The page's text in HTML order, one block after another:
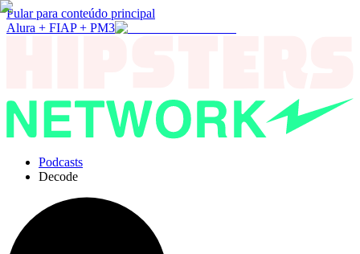
Pular para conteúdo principal
Alura + FIAP + PM3
Podcasts
Decode